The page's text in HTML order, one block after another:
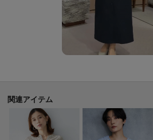
関連アイテム